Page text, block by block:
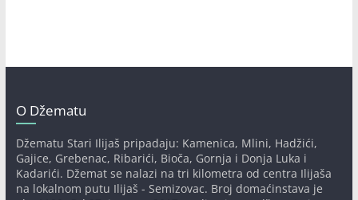
O Džematu
Džematu Stari Ilijaš pripadaju: Kamenica, Mlini, Hadžići,
Gajice, Grebenac, Ribarići, Bioča, Gornja i Donja Luka i
Kadarići. Džemat se nalazi na tri kilometra od centra Ilijaša
na lokalnom putu Ilijaš - Semizovac. Broj domaćinstava je